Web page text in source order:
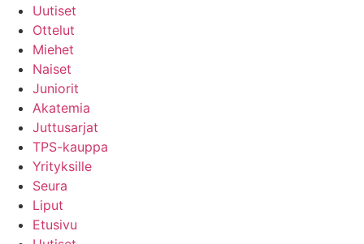
Uutiset
Ottelut
Miehet
Naiset
Juniorit
Akatemia
Juttusarjat
TPS-kauppa
Yrityksille
Seura
Liput
Etusivu